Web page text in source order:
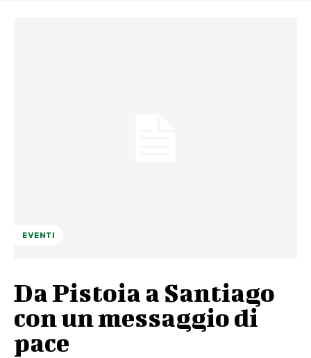
EVENTI
Da Pistoia a Santiago
con un messaggio di
pace